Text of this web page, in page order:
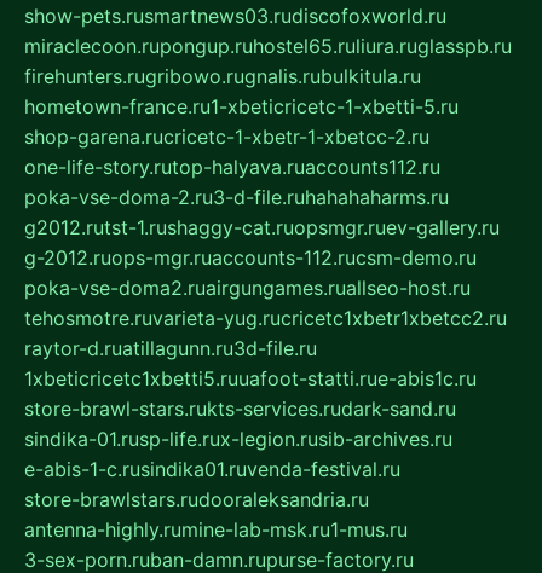
show-pets.rusmartnews03.rudiscofoxworld.ru
miraclecoon.rupongup.ruhostel65.ruliura.ruglasspb.ru
firehunters.rugribowo.rugnalis.rubulkitula.ru
hometown-france.ru1-xbeticricetc-1-xbetti-5.ru
shop-garena.rucricetc-1-xbetr-1-xbetcc-2.ru
one-life-story.rutop-halyava.ruaccounts112.ru
poka-vse-doma-2.ru3-d-file.ruhahahaharms.ru
g2012.rutst-1.rushaggy-cat.ruopsmgr.ruev-gallery.ru
g-2012.ruops-mgr.ruaccounts-112.rucsm-demo.ru
poka-vse-doma2.ruairgungames.ruallseo-host.ru
tehosmotre.ruvarieta-yug.rucricetc1xbetr1xbetcc2.ru
raytor-d.ruatillagunn.ru3d-file.ru
1xbeticricetc1xbetti5.ruuafoot-statti.rue-abis1c.ru
store-brawl-stars.rukts-services.rudark-sand.ru
sindika-01.rusp-life.rux-legion.rusib-archives.ru
e-abis-1-c.rusindika01.ruvenda-festival.ru
store-brawlstars.rudooraleksandria.ru
antenna-highly.rumine-lab-msk.ru1-mus.ru
3-sex-porn.ruban-damn.rupurse-factory.ru